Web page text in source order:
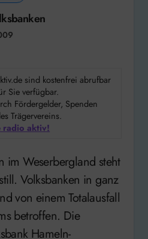
sind kostenfrei abrufbar
Sie verfügbar.
Fördergelder, Spenden
Trägervereins.
radio aktiv!
Volksbanken in ganz
von einem Totalausfall
betroffen. Die
Hameln-